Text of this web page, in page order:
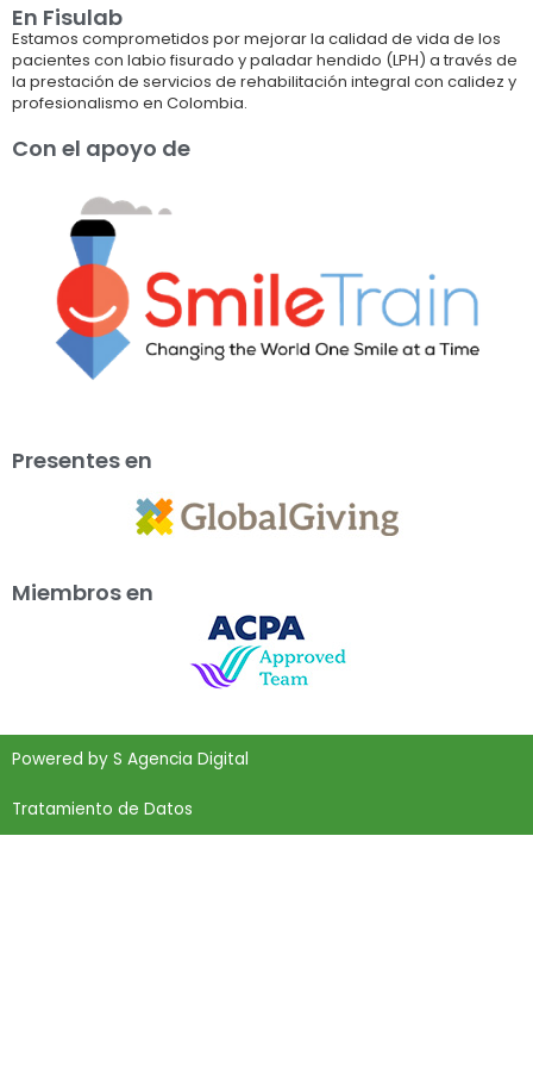
En Fisulab
Estamos comprometidos por mejorar la calidad de vida de los
pacientes con labio fisurado y paladar hendido (LPH) a través de
la prestación de servicios de rehabilitación integral con calidez y
profesionalismo en Colombia.
Con el apoyo de
Presentes en
Miembros en
Powered by S Agencia Digital
Tratamiento de Datos